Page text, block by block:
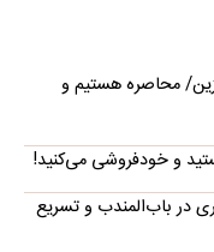
محاصره هستیم و
و خودفروشی می‌کنید!
در باب‌المندب و تسریع